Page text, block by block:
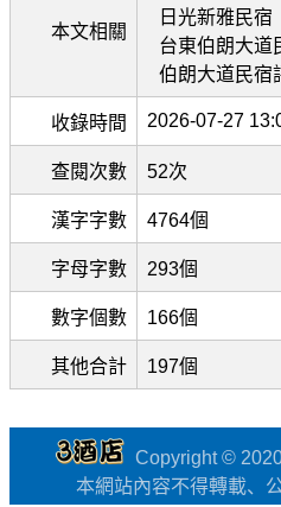
本文相關
日光新雅民宿
台東伯朗大道
伯朗大道民宿
收錄時間 2026-07-27
查閱次數 52次
漢字字數 4764個
字母字數 293個
數字個數 166個
其他合計 197個
Copyright ©
本網站內容不得轉載、